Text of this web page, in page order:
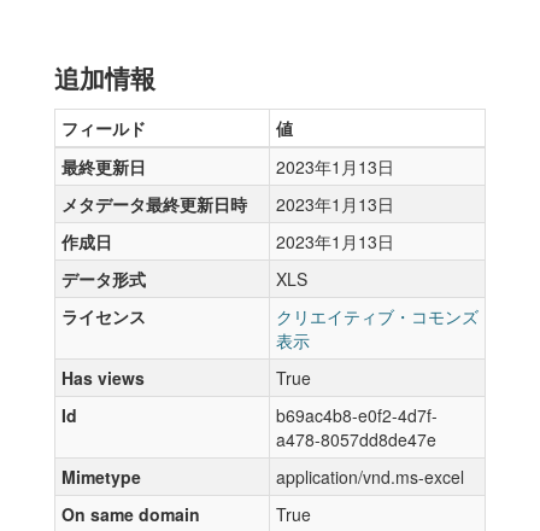
追加情報
フィールド
値
最終更新日
2023年1月13日
メタデータ最終更新日時
2023年1月13日
作成日
2023年1月13日
データ形式
XLS
ライセンス
クリエイティブ・コモンズ
表示
Has views
True
Id
b69ac4b8-e0f2-4d7f-
a478-8057dd8de47e
Mimetype
application/vnd.ms-excel
On same domain
True